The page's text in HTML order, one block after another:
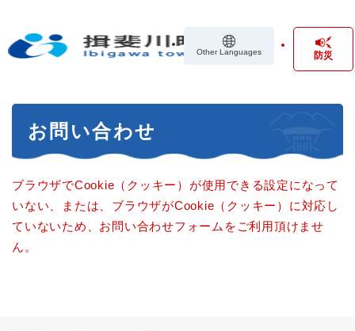
の
Other Languages 防災
お問い合わせ
ブラウザでCookie（クッキー）が使用できる設定になって
いない、または、ブラウザがCookie（クッキー）に対応し
ていないため、お問い合わせフォームをご利用頂けませ
ん。